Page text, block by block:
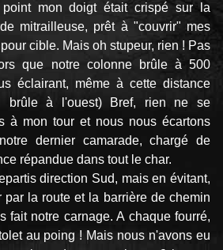
mon doigt était crispé sur la
mitrailleuse, prêt à "couvrir" mes
cible. Mais oh stupeur, rien ! Pas
que notre colonne brûle à 500
éclairant, même à cette distance
brûle à l'ouest) Bref, rien ne se
à mon tour et nous nous écartons
dernier camarade, chargé de
répandue dans tout le char.
direction Sud, mais en évitant,
par la route et la barrière de chemin
fait notre carnage. A chaque fourré,
au poing ! Mais nous n'avons eu